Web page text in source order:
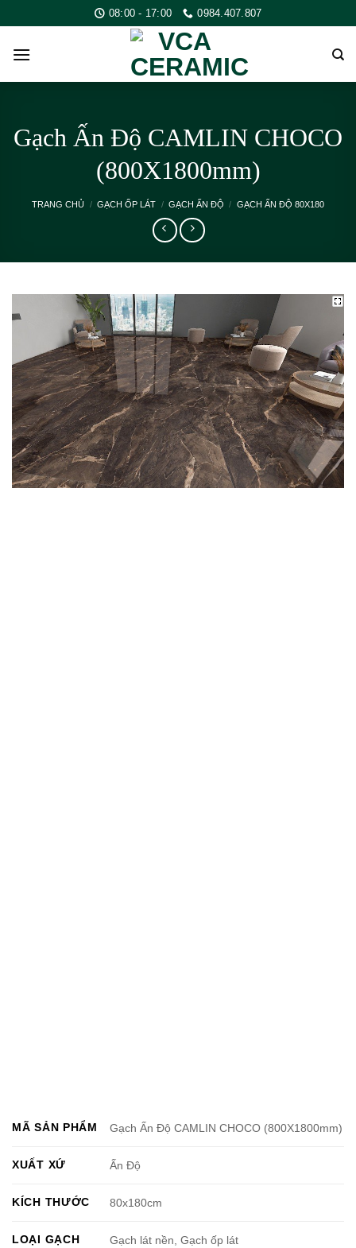
to
content
08:00 - 17:00 0984.407.807
Gạch Ấn Độ CAMLIN CHOCO
(800X1800mm)
TRANG CHỦ / GẠCH ỐP LÁT / GẠCH ẤN ĐỘ / GẠCH ẤN ĐỘ 80X180
MÃ SẢN PHẨM Gạch Ấn Độ CAMLIN CHOCO (800X1800mm)
XUẤT XỨ Ấn Độ
KÍCH THƯỚC 80x180cm
LOẠI GẠCH Gạch lát nền, Gạch ốp lát